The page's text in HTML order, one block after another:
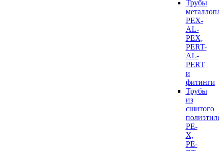
Трубы
PEX-
AL-
PEX,
PERT-
AL-
PERT
и
фитинги
Трубы
из
сшитого
PE-
X,
PE-